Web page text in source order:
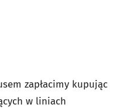
zapłacimy kupując
w liniach